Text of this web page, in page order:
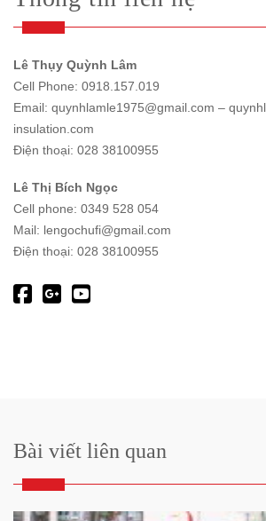
Lê Thụy Quỳnh Lâm
Cell Phone: 0918.157.019
Email: quynhlamle1975@gmail.com –
insulation.com
Điện thoại: 028 38100955
Lê Thị Bích Ngọc
Cell phone: 0349 528 054
Mail: lengochufi@gmail.com
Điện thoại: 028 38100955
Bài viết liên quan